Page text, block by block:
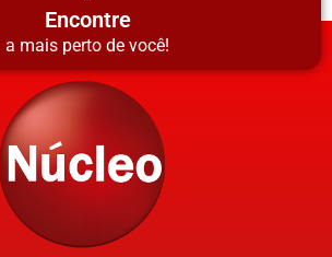
Encontre
a mais perto de você!